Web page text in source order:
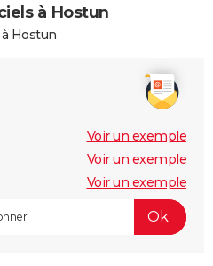
à Hostun
Hostun
Voir un exemple
Voir un exemple
Voir un exemple